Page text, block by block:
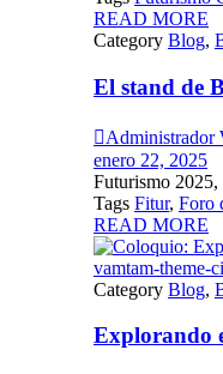
READ MORE
Category Blog,
El stand de
Administrador
enero 22, 2025
Futurismo 2025,
Tags Fitur, Foro
READ MORE
vamtam-theme-
Category Blog,
Explorando